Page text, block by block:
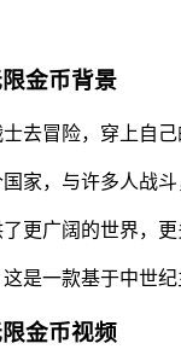
金币背景
去冒险，穿上自
家，与许多人战斗
更广阔的世界，更
是一款基于中世纪
金币视频